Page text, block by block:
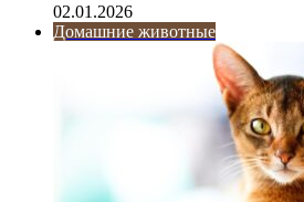
02.01.2026
Домашние животные